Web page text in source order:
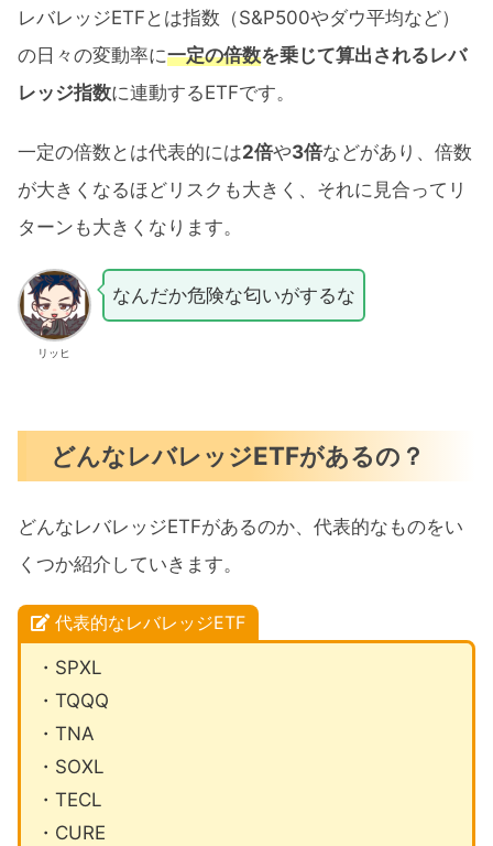
レバレッジETFとは指数（S&P500やダウ平均など）
の日々の変動率に一定の倍数を乗じて算出されるレバ
レッジ指数に連動するETFです。
一定の倍数とは代表的には2倍や3倍などがあり、倍数
が大きくなるほどリスクも大きく、それに見合ってリ
ターンも大きくなります。
リッヒ
なんだか危険な匂いがするな
どんなレバレッジETFがあるの？
どんなレバレッジETFがあるのか、代表的なものをい
くつか紹介していきます。
代表的なレバレッジETF
・SPXL
・TQQQ
・TNA
・SOXL
・TECL
・CURE